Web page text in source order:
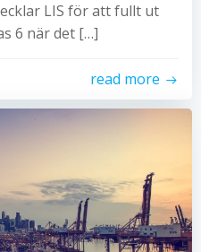
LIS för att fullt ut
6 när det […]
read more